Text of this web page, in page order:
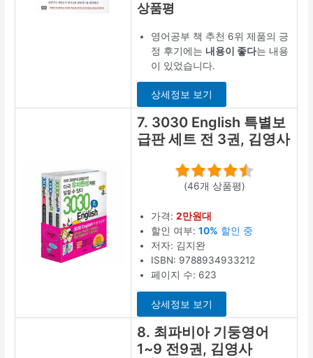
상품평
영어공부 책 추천 6위 제품의 긍
정 후기에는 내용이 좋다는 내용
이 있었습니다.
상세정보 보기
7. 3030 English 특별보
급판 세트 전 3권, 김영사
(46개 상품평)
가격:2만원대
할인 여부:10% 할인 중
저자: 김지완
ISBN: 9788934933212
페이지 수: 623
상세정보 보기
8. 최파비아 기둥영어
1~9 전9권, 김영사